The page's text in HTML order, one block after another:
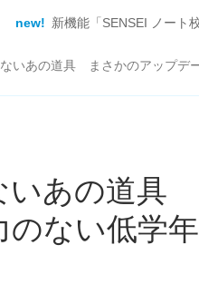
new! 新機能「SENSEI ノート
いあの道具 まさかのアップデー
いあの道具
ない低学